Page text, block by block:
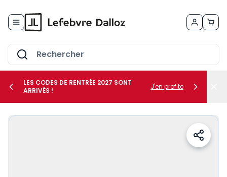
le sous-menu Vos métiers
LES CODES DE RENTRÉE 2027 SONT
ARRIVÉS !
J'en profite